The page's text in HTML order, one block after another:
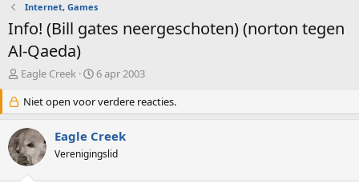
Internet, Games
Info! (Bill gates neergeschoten) (norton tegen
Al-Qaeda)
O
d
e
r
w
e
Eagle Creek
S
a
r
t
d
a
6 apr 2003
Niet open voor verdere reacties.
Eagle Creek
Verenigingslid